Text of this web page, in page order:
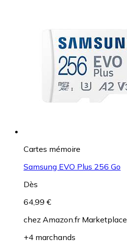
Cartes mémoire
Samsung EVO Plus 256 Go
Dès
64,99 €
chez Amazon.fr Marketplace
+4 marchands